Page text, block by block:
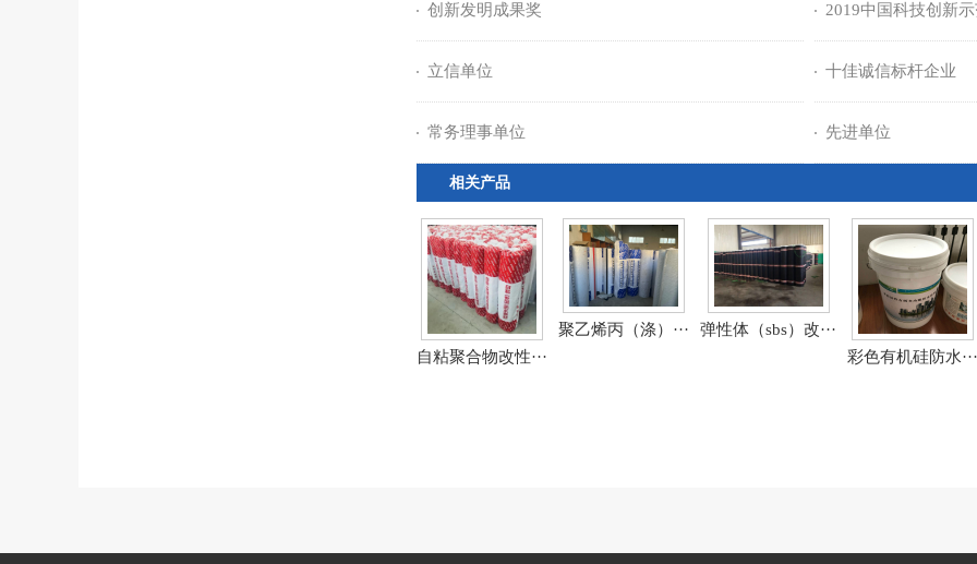
创新发明成果奖 2019中国科技创新
立信单位 十佳诚信标杆企业
常务理事单位 先进单位
相关产品
自粘聚合物改性···
聚乙烯丙（涤）···
弹性体（sbs）改···
彩色有机硅防水···